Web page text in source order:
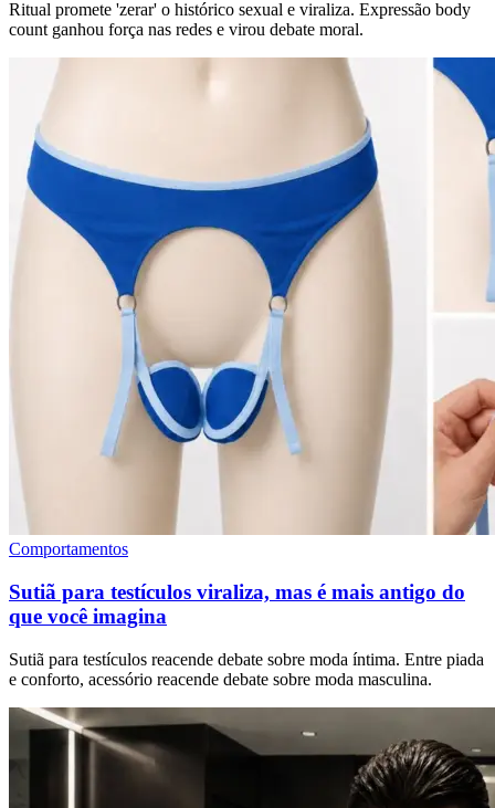
Ritual promete 'zerar' o histórico sexual e viraliza. Expressão body
count ganhou força nas redes e virou debate moral.
Comportamentos
Sutiã para testículos viraliza, mas é mais antigo do
que você imagina
Sutiã para testículos reacende debate sobre moda íntima. Entre piada
e conforto, acessório reacende debate sobre moda masculina.